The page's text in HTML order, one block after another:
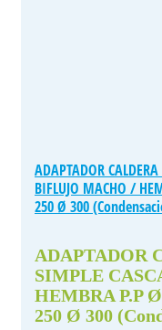
ADAPTADOR
BIFLUJO MACHO /
250 Ø 300
ADAPTADOR
SIMPLE
HEMBRA P.P
250 Ø 300